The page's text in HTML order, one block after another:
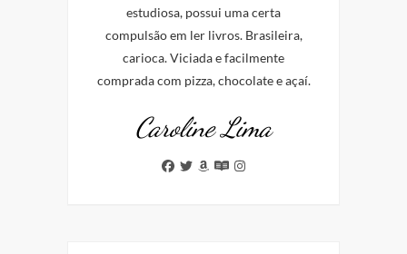
estudiosa, possui uma certa
compulsão em ler livros. Brasileira,
carioca. Viciada e facilmente
comprada com pizza, chocolate e açaí.
Caroline Lima